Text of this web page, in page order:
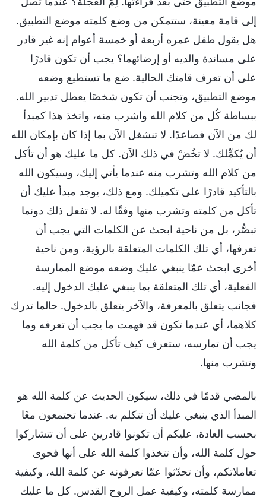
إلى قامة معينة، ستتمكن من وضع كلمته موضع التطبيق.
هل يقول طفل عمره أربعة أو خمسة أعوام إنه غير قادر
على مساندة والديه أو إرضائهما؟ يجب أن تكون قادرًا
على أن تعرف قامتك الحالية. ضع ما تستطيع وضعه
موضع التطبيق، وتجنب أن تكون شخصًا يعطل تدبير الله.
ببساطة كُل من كلام الله واشرب منه، واتخذ هذا كمبدأ
لك من الآن فصاعدًا. لا تنشغل الآن بما إذا كان بإمكان الله
أن يُكمِّلك. لا تخُضْ في ذلك الآن. كل ما عليك هو أن تأكل
من كلام الله وتشرب منه عندما يأتي إليك، وسيكون الله
بالتأكيد قادرًا على تكميلك. ومع ذلك، يوجد مبدأ عليك أن
تأكل من كلمته وتشرب منها وفقًا له. لا تفعل ذلك دونما
تبصُّر، بل من ناحية ابحث عن الكلمات التي يجب أن
تعرفها، أي تلك الكلمات المتعلقة بالرؤية، ومن ناحية
أخرى ابحث عمّا ينبغي عليك وضعه موضع الممارسة
الفعلية، أي تلك المتعلقة بما ينبغي عليك الدخول إليه.
فجانب يتعلق بالمعرفة، والآخر يتعلق بالدخول. حالما تدرك
كلاهما، أي عندما تكون قد فهمت ما يجب أن تعرفه وما
يجب أن تمارسه، ستعرف كيف تأكل من كلمة الله
وتشرب منها.
بالمضي قدمًا في ذلك، سيكون الحديث عن كلمة الله هو
المبدأ الذي ينبغي عليك أن تتكلم به. عندما تجتمعون معًا
بحسب العادة، عليكم أن تكونوا قادرين على أن تتشاركوا
حول كلمة الله، وأن تتخذوا كلمة الله على أنها فحوى
تعاملاتكم، وأن تحدّثوا عمّا تعرفونه عن كلمة الله، وكيفية
ممارسة كلمته، وكيفية عمل الروح القدس. كل ما عليك